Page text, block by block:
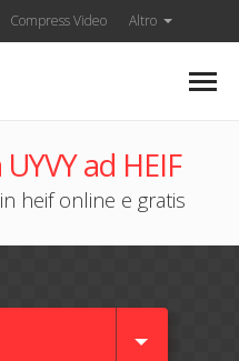
Compress Video Altro
ad HEIF
heif online e gratis